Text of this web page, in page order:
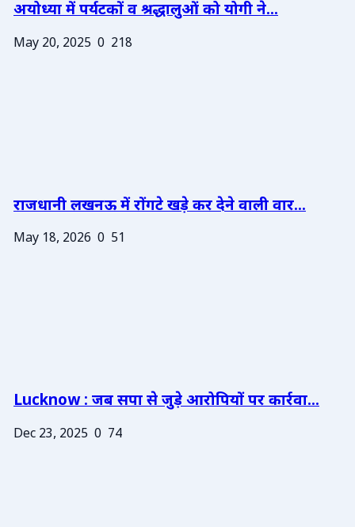
अयोध्या में पर्यटकों व श्रद्धालुओं को योगी ने...
May 20, 2025 0 218
राजधानी लखनऊ में रोंगटे खड़े कर देने वाली वार...
May 18, 2026 0 51
Lucknow : जब सपा से जुड़े आरोपियों पर कार्रवा...
Dec 23, 2025 0 74